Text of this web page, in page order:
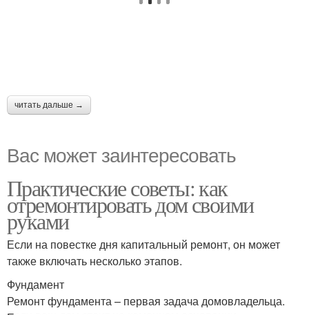
читать дальше →
Вас может заинтересовать
Практические советы: как
отремонтировать дом своими
руками
Если на повестке дня капитальный ремонт, он может
также включать несколько этапов.
Фундамент
Ремонт фундамента – первая задача домовладельца.